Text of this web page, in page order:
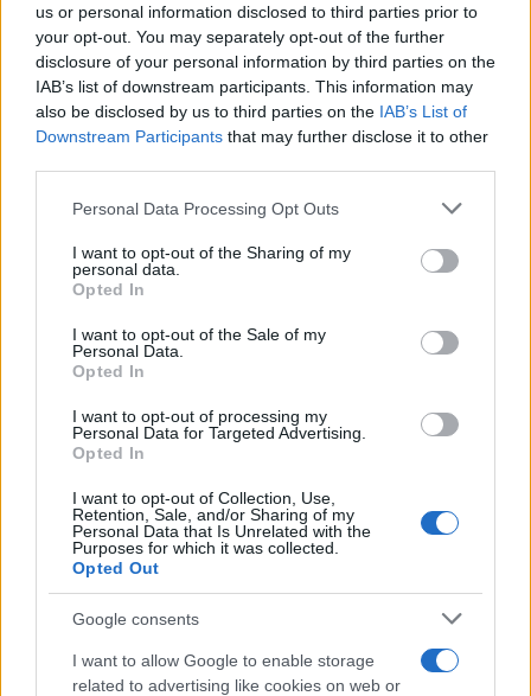
us or personal information disclosed to third parties prior to
your opt-out. You may separately opt-out of the further
disclosure of your personal information by third parties on the
IAB’s list of downstream participants. This information may
also be disclosed by us to third parties on the IAB’s List of
Downstream Participants that may further disclose it to other
Please note that this website/app uses one or more Google
not limited to your visit or usage behaviour. You may click to
grant or deny consent to Google and its third-party tags to
use your data for below specified purposes in below Google
consent section.
Personal Data Processing Opt Outs
I want to opt-out of the Sharing of my
personal data.
Opted In
I want to opt-out of the Sale of my
Personal Data.
Opted In
I want to opt-out of processing my
Personal Data for Targeted Advertising.
Opted In
I want to opt-out of Collection, Use,
Retention, Sale, and/or Sharing of my
Personal Data that Is Unrelated with the
Purposes for which it was collected.
Opted Out
Google consents
I want to allow Google to enable storage
related to advertising like cookies on web or
donatori
B2B NEWS
Acquisizione Fincantieri-WSense: i fondatori restano
Linda Pellegrini · 7 Lug 2026